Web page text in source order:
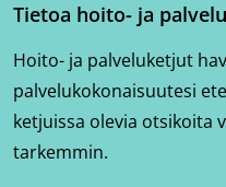
Tietoa hoito- ja
Hoito- ja palveluketjut
palvelukokonaisuutesi
ketjuissa olevia otsikoita
tarkemmin.